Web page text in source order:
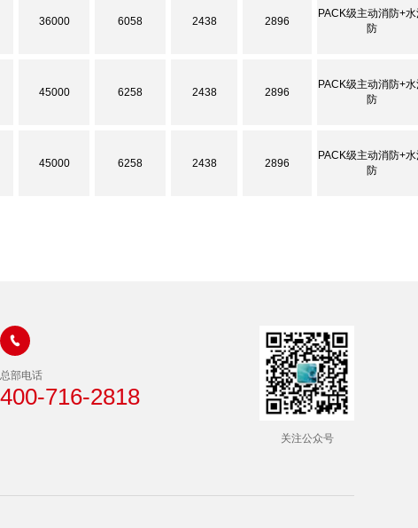
36000 6058 2438 2896
PACK级主动消防+水
防
45000 6258 2438 2896
PACK级主动消防+水
防
45000 6258 2438 2896
PACK级主动消防+水
防

总部电话
400-716-2818
关注公众号